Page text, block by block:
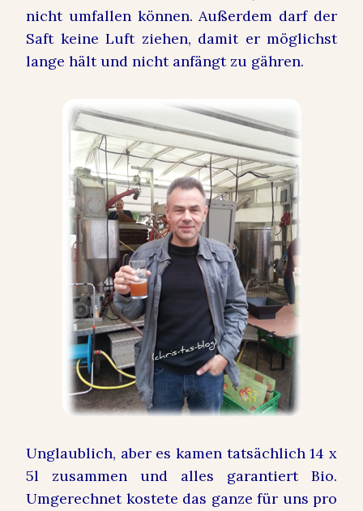
nicht umfallen können. Außerdem darf der
Saft keine Luft ziehen, damit er möglichst
lange hält und nicht anfängt zu gähren.
Unglaublich, aber es kamen tatsächlich 14 x
5l zusammen und alles garantiert Bio.
Umgerechnet kostete das ganze für uns pro